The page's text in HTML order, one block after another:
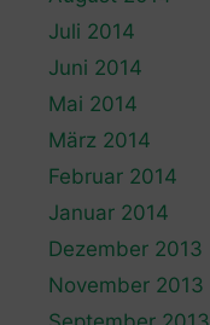
Juli 2014
Juni 2014
Mai 2014
März 2014
Februar 2014
Januar 2014
Dezember 2013
November 2013